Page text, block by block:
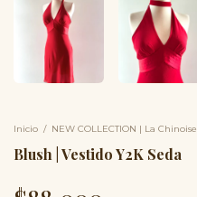
Inicio / NEW COLLECTION | La Chinoise
Blush | Vestido Y2K Seda